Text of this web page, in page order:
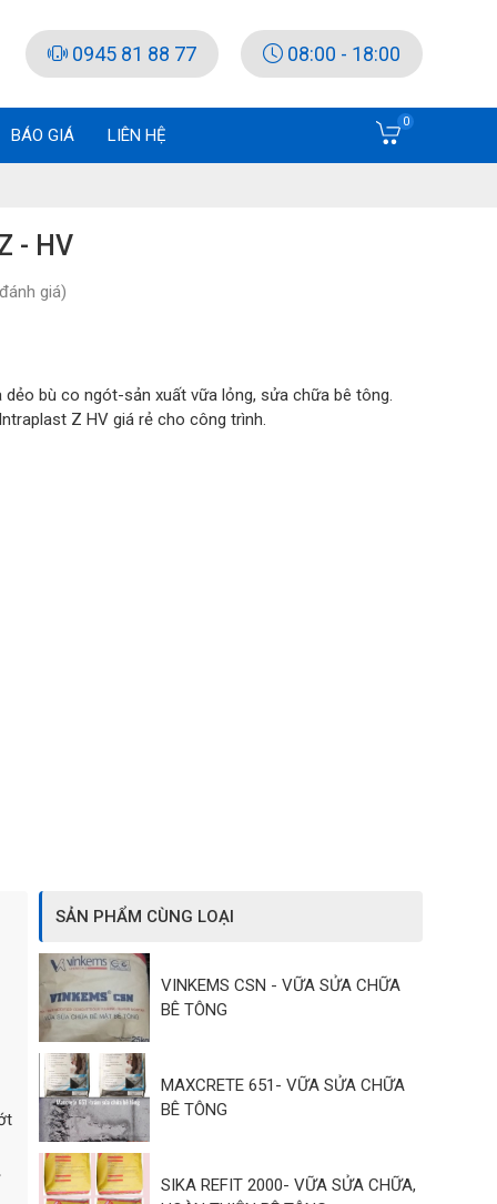
0945 81 88 77 08:00 - 18:00
BÁO GIÁ LIÊN HỆ
0
- HV
giá)
bù co ngót-sản xuất vữa lỏng, sửa chữa bê tông.
Z HV giá rẻ cho công trình.
SẢN PHẨM CÙNG LOẠI
VINKEMS CSN - VỮA SỬA CHỮA
BÊ TÔNG
MAXCRETE 651- VỮA SỬA CHỮA
BÊ TÔNG
SIKA REFIT 2000- VỮA SỬA CHỮA,